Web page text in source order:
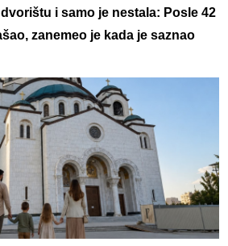
i samo je nestala: Posle 42
zanemeo je kada je saznao